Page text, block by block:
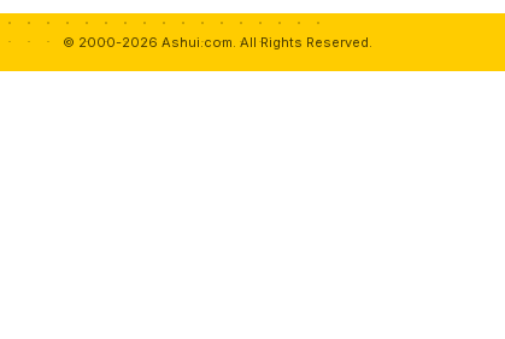
© 2000-2026 Ashui.com. All Rights Reserved.